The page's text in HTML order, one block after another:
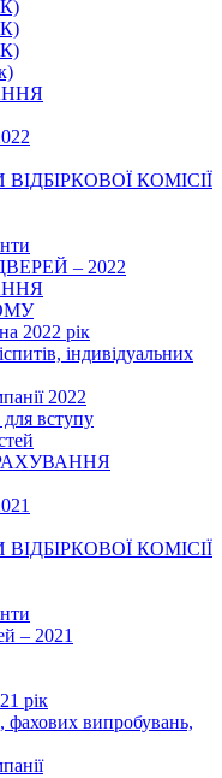
КОМІСІЇ
– 2022
2022 рік
індивідуальних
2022
для вступу
КОМІСІЇ
– 2021
рік
фахових випробувань,